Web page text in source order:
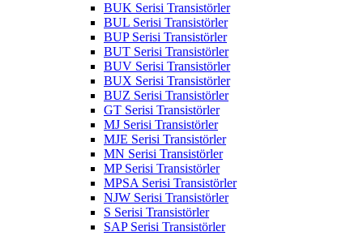
BUK Serisi Transistörler
BUL Serisi Transistörler
BUP Serisi Transistörler
BUT Serisi Transistörler
BUV Serisi Transistörler
BUX Serisi Transistörler
BUZ Serisi Transistörler
GT Serisi Transistörler
MJ Serisi Transistörler
MJE Serisi Transistörler
MN Serisi Transistörler
MP Serisi Transistörler
MPSA Serisi Transistörler
NJW Serisi Transistörler
S Serisi Transistörler
SAP Serisi Transistörler